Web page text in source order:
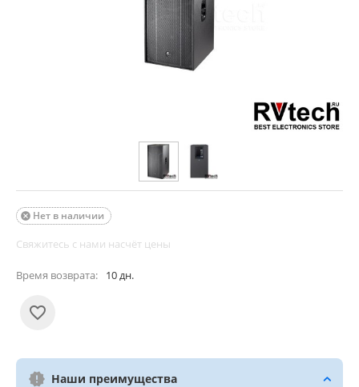
Нет в наличии

Свяжитесь с нами насчёт цены
Время возврата: 10 дн.
Наши преимущества